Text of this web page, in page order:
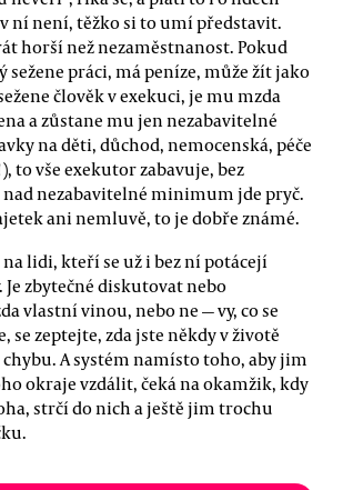
ní není, těžko si to umí představit.
horší než nezaměstnanost. Pokud
sežene práci, má peníze, může žít jako
člověk v exekuci, je mu mzda
a zůstane mu jen nezabavitelné
na děti, důchod, nemocenská, péče
to vše exekutor zabavuje, bez
nezabavitelné minimum jde pryč.
ani nemluvě, to je dobře známé.
na lidi, kteří se už i bez ní potácejí
zbytečné diskutovat nebo
vlastní vinou, nebo ne — vy, co se
se zeptejte, zda jste někdy v životě
A systém namísto toho, aby jim
okraje vzdálit, čeká na okamžik, kdy
strčí do nich a ještě jim trochu